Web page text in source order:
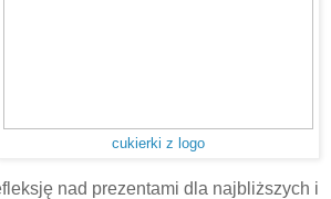
cukierki z logo
nad prezentami dla najbliższych i